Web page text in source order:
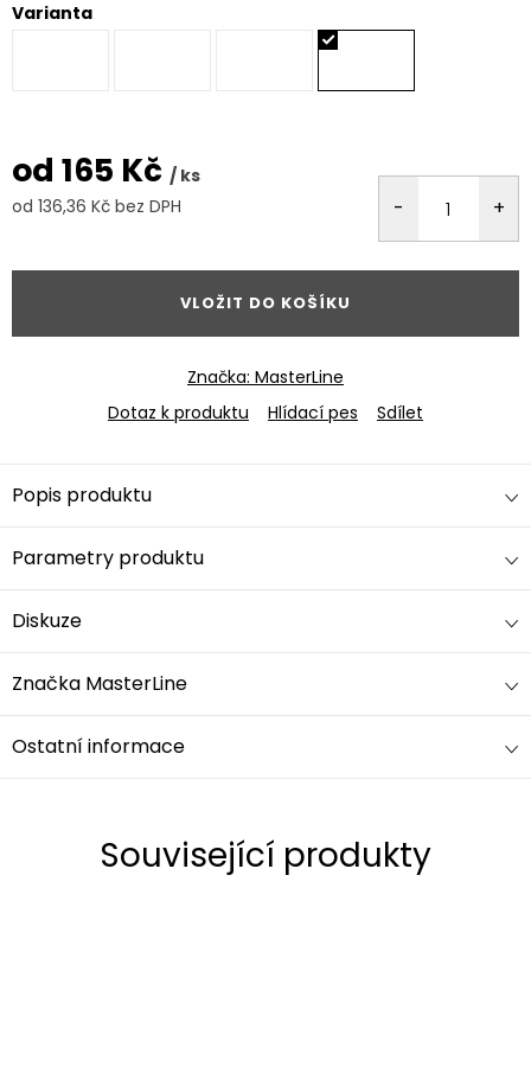
Varianta
od 165 Kč / ks
od 136,36 Kč bez DPH
VLOŽIT DO KOŠÍKU
Značka: MasterLine
Dotaz k produktu
Hlídací pes Sdílet
Popis produktu
Parametry produktu
Diskuze
Značka MasterLine
Ostatní informace
Související produkty